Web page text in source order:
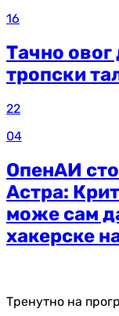
16
Тачно овог
тропски
22
04
ОпенАИ
Астра:
може сам
хакерске
Тренутно на